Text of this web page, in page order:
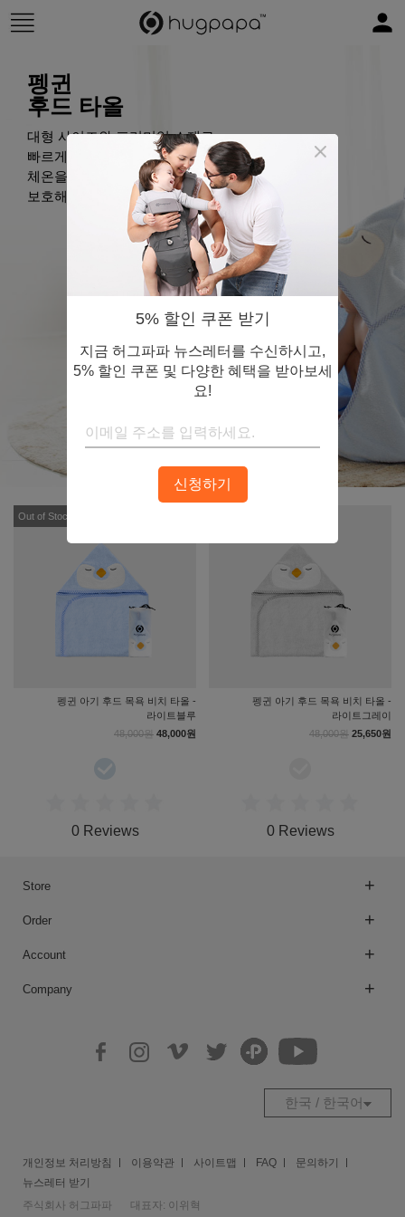
펭귄
후드 타올
대형 사이즈와 프리미엄 소재로
빠르게 물기를 제거하고
체온을
보호해줍니다.
Out of Stock
펭귄 아기 후드 목욕 비치 타올 -
라이트블루
48,000원 48,000원
0 Reviews
펭귄 아기 후드 목욕 비치 타올 -
라이트그레이
48,000원 25,650원
0 Reviews
Store
Order
Account
Company
한국 / 한국어
개인정보 처리방침 이용약관 사이트맵 FAQ
문의하기
뉴스레터 받기
주식회사 허그파파
대표자: 이위혁
5% 할인 쿠폰 받기
지금 허그파파 뉴스레터를 수신하시고,
5% 할인 쿠폰 및 다양한 혜택을 받아보세
요!
신청하기